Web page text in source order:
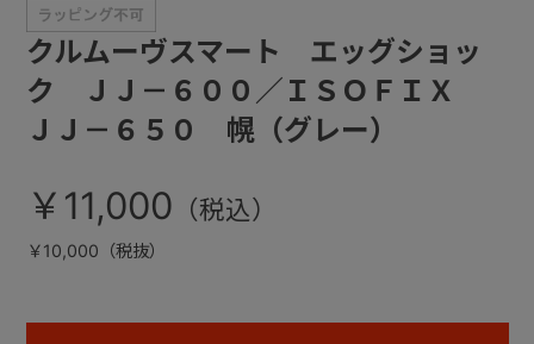
クルムーヴスマート エッグショッ
ク ＪＪ－６００／ＩＳＯＦＩＸ
ＪＪ－６５０ 幌（グレー）
￥11,000
￥10,000（税抜）